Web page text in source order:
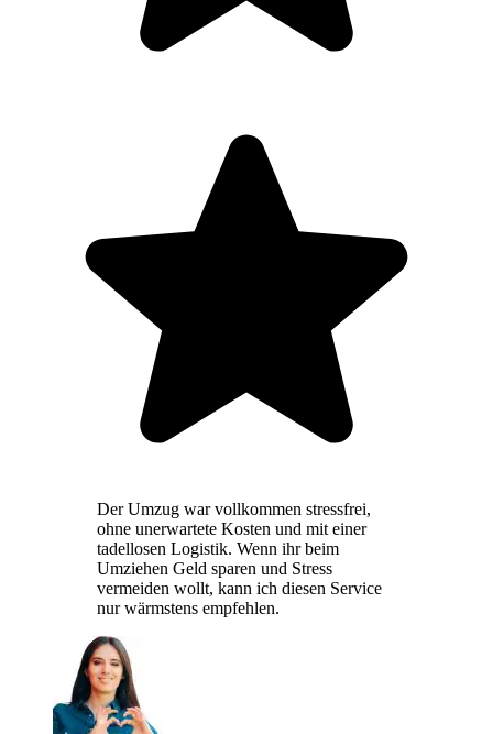
Der Umzug war vollkommen stressfrei,
ohne unerwartete Kosten und mit einer
tadellosen Logistik. Wenn ihr beim
Umziehen Geld sparen und Stress
vermeiden wollt, kann ich diesen Service
nur wärmstens empfehlen.